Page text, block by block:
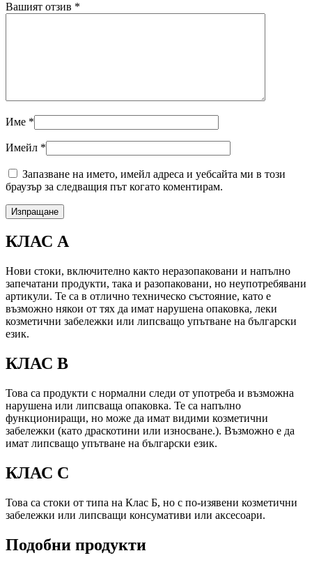
Вашият отзив *
Име *
Имейл *
Запазване на името, имейл адреса и уебсайта ми в този
браузър за следващия път когато коментирам.
КЛАС А
Нови стоки, включително както неразопаковани и напълно
запечатани продукти, така и разопаковани, но неупотребявани
артикули. Те са в отлично техническо състояние, като е
възможно някои от тях да имат нарушена опаковка, леки
козметични забележки или липсващо упътване на български
език.
КЛАС B
Това са продукти с нормални следи от употреба и възможна
нарушена или липсваща опаковка. Те са напълно
функциониращи, но може да имат видими козметични
забележки (като драскотини или износване.). Възможно е да
имат липсващо упътване на български език.
КЛАС C
Това са стоки от типа на Клас Б, но с по-изявени козметични
забележки или липсващи консумативи или аксесоари.
Подобни продукти